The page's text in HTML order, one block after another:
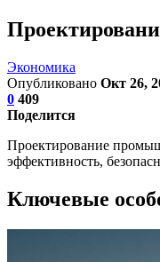
Экономика
Опубликовано Окт 26,
0 409
Поделится
Проектирование
эффективность,
Ключевые